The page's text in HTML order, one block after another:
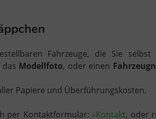
Fahrzeuge, die Sie selbst
Modellfoto, oder einen
Papiere und Überführungskosten.
per Kontaktformular: »Kontakt, oder